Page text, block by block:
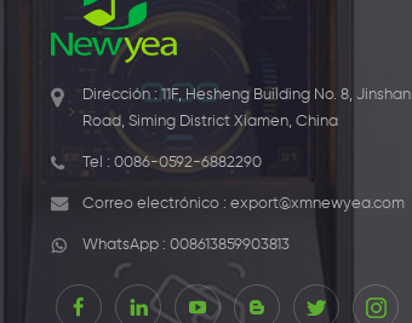
Dirección : 11F, Hesheng Building No. 8, Jinshan
Road, Siming District Xiamen, China
Tel : 0086-0592-6882290
Correo electrónico : export@xmnewyea.com
WhatsApp : 008613859903813